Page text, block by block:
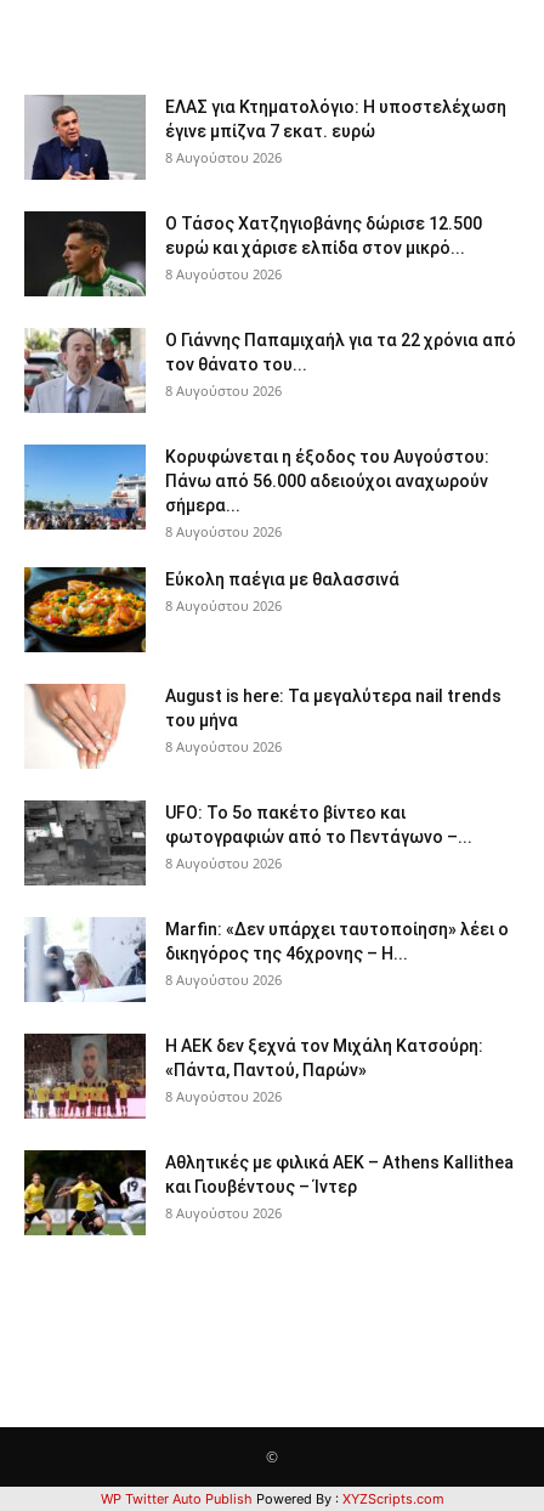
ΕΛΑΣ για Κτηματολόγιο: Η υποστελέχωση
έγινε μπίζνα 7 εκατ. ευρώ
8 Αυγούστου 2026
Ο Τάσος Χατζηγιοβάνης δώρισε 12.500
ευρώ και χάρισε ελπίδα στον μικρό...
8 Αυγούστου 2026
Ο Γιάννης Παπαμιχαήλ για τα 22 χρόνια από
τον θάνατο του...
8 Αυγούστου 2026
Κορυφώνεται η έξοδος του Αυγούστου:
Πάνω από 56.000 αδειούχοι αναχωρούν
σήμερα...
8 Αυγούστου 2026
Εύκολη παέγια με θαλασσινά
8 Αυγούστου 2026
August is here: Τα μεγαλύτερα nail trends
του μήνα
8 Αυγούστου 2026
UFO: Το 5ο πακέτο βίντεο και
φωτογραφιών από το Πεντάγωνο –...
8 Αυγούστου 2026
Marfin: «Δεν υπάρχει ταυτοποίηση» λέει ο
δικηγόρος της 46χρονης – Η...
8 Αυγούστου 2026
Η ΑΕΚ δεν ξεχνά τον Μιχάλη Κατσούρη:
«Πάντα, Παντού, Παρών»
8 Αυγούστου 2026
Αθλητικές με φιλικά ΑΕΚ – Athens Kallithea
και Γιουβέντους – Ίντερ
8 Αυγούστου 2026
©
WP Twitter Auto Publish Powered By : XYZScripts.com